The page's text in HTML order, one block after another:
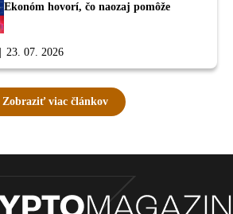
Ekonóm hovorí, čo naozaj pomôže
23. 07. 2026
Zobraziť viac článkov